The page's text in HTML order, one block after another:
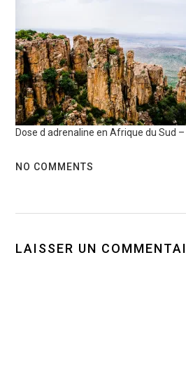
Dose d adrenaline en Afrique du Sud
NO COMMENTS
LAISSER UN